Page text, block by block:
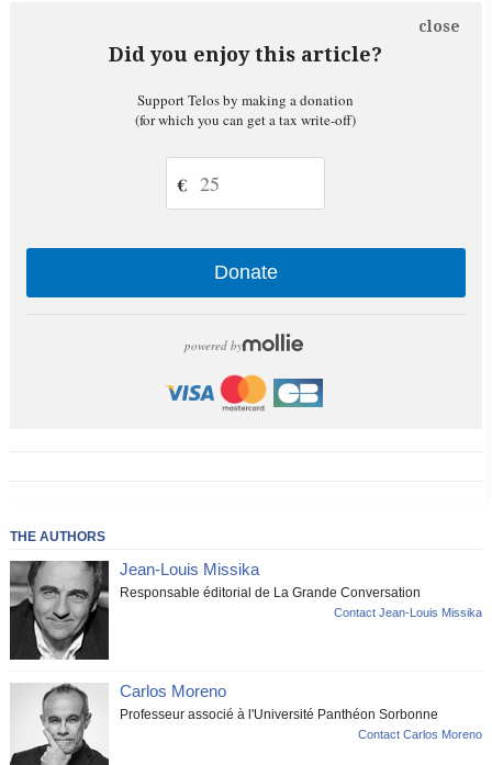
Did you enjoy this article?
close
Support Telos by making a donation
(for which you can get a tax write-off)
€
Donate
powered by
THE AUTHORS
Jean-Louis Missika
Responsable éditorial de La Grande Conversation
Contact Jean-Louis Missika
Carlos Moreno
Professeur associé à l'Université Panthéon Sorbonne
Contact Carlos Moreno